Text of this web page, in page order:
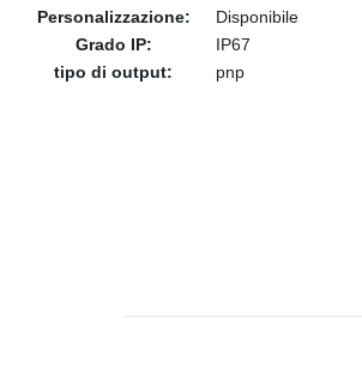
Personalizzazione:
Disponibile
Grado IP:
IP67
tipo di output:
pnp